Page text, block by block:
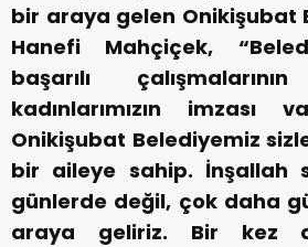
bir araya gelen Onikişubat
Hanefi Mahçiçek,
başarılı
kadınlarımızın
Onikişubat Belediyemiz
bir aileye sahip. İnşallah
günlerde değil, çok daha
araya geliriz. Bir kez